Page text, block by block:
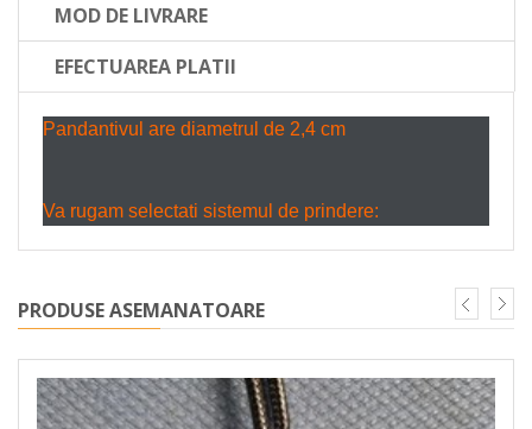
MOD DE LIVRARE
EFECTUAREA PLATII
Pandantivul are diametrul de 2,4 cm
Va rugam selectati sistemul de prindere:
PRODUSE ASEMANATOARE